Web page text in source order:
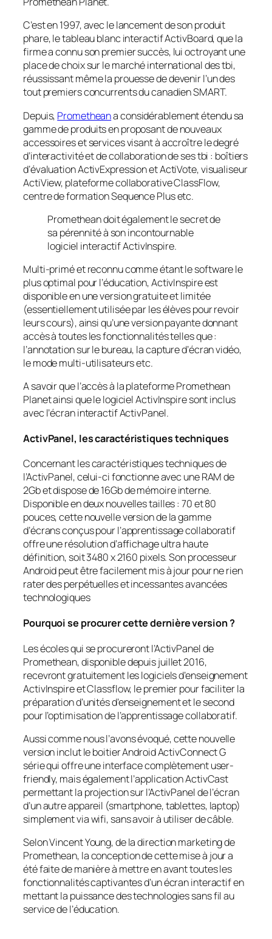
C’est en 1997, avec le lancement de son produit
phare, le tableau blanc interactif ActivBoard, que la
firme a connu son premier succès, lui octroyant une
place de choix sur le marché international des tbi,
réussissant même la prouesse de devenir l’un des
tout premiers concurrents du canadien SMART.
Depuis, Prometheana considérablement étendu sa
gamme de produits en proposant de nouveaux
accessoires et services visant à accroître le degré
d’interactivité et de collaboration de ses tbi : boîtiers
d’évaluation ActivExpression et ActiVote, visualiseur
ActiView, plateforme collaborative ClassFlow,
centre de formation Sequence Plus etc.
Promethean doit également le secret de
sa pérennité à son incontournable
logiciel interactif ActivInspire.
Multi-primé et reconnu comme étant le software le
plus optimal pour l’éducation, ActivInspire est
disponible en une version gratuite et limitée
(essentiellement utilisée par les élèves pour revoir
leurs cours), ainsi qu’une version payante donnant
accès à toutes les fonctionnalités telles que :
l’annotation sur le bureau, la capture d’écran vidéo,
le mode multi-utilisateurs etc.
A savoir que l’accès à la plateforme Promethean
Planet ainsi que le logiciel ActivInspire sont inclus
avec l’écran interactif ActivPanel.
ActivPanel, les caractéristiques techniques
Concernant les caractéristiques techniques de
l’ActivPanel, celui-ci fonctionne avec une RAM de
2Gb et dispose de 16Gb de mémoire interne.
Disponible en deux nouvelles tailles : 70 et 80
pouces, cette nouvelle version de la gamme
d’écrans conçus pour l’apprentissage collaboratif
offre une résolution d’affichage ultra haute
définition, soit 3480 x 2160 pixels. Son processeur
Android peut être facilement mis à jour pour ne rien
rater des perpétuelles et incessantes avancées
technologiques
Pourquoi se procurer cette dernière version ?
Les écoles qui se procureront l’ActivPanel de
Promethean, disponible depuis juillet 2016,
recevront gratuitement les logiciels d’enseignement
ActivInspire et Classflow, le premier pour faciliter la
préparation d’unités d’enseignement et le second
pour l’optimisation de l’apprentissage collaboratif.
Aussi comme nous l’avons évoqué, cette nouvelle
version inclut le boitier Android ActivConnect G
série qui offre une interface complètement user-
friendly, mais également l’application ActivCast
permettant la projection sur l’ActivPanel de l’écran
d’un autre appareil (smartphone, tablettes, laptop)
simplement via wifi, sans avoir à utiliser de câble.
Selon Vincent Young, de la direction marketing de
Promethean, la conception de cette mise à jour a
été faite de manière à mettre en avant toutes les
fonctionnalités captivantes d’un écran interactif en
mettant la puissance des technologies sans fil au
service de l’éducation.